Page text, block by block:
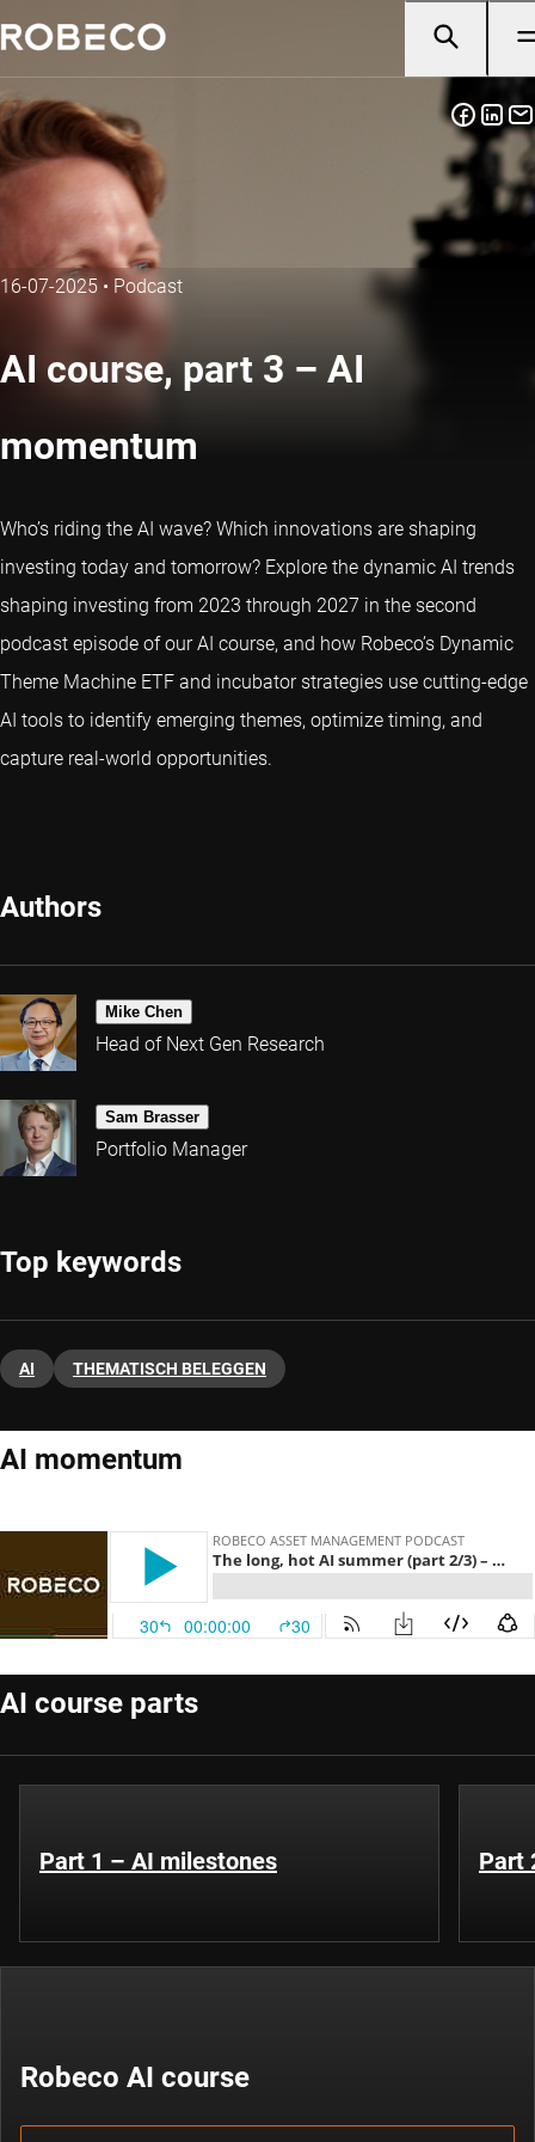
16-07-2025 • Podcast
AI course, part 3 – AI
momentum
Who’s riding the AI wave? Which innovations are shaping
investing today and tomorrow? Explore the dynamic AI trends
shaping investing from 2023 through 2027 in the second
podcast episode of our AI course, and how Robeco’s Dynamic
Theme Machine ETF and incubator strategies use cutting-edge
AI tools to identify emerging themes, optimize timing, and
capture real-world opportunities.
Authors
Mike Chen
Head of Next Gen Research
Sam Brasser
Portfolio Manager
Top keywords
AI THEMATISCH BELEGGEN
AI momentum
AI course parts
Part 1 – AI milestones Part
Robeco AI course